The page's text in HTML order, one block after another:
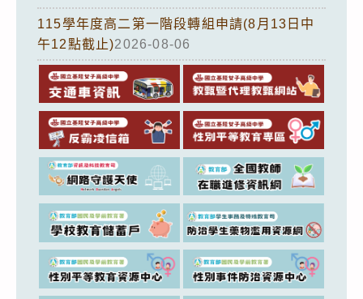
115學年度高二第一階段轉組申請(8月13日中
午12點截止)2026-08-06